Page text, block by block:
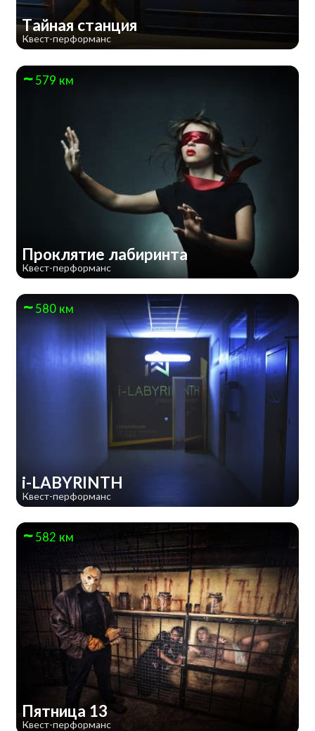
Тайная станция
Квест-перформанс
579 км
Проклятие лабиринта
Квест-перформанс
580 км
i-LABYRINTH
Квест-перформанс
582 км
Пятница 13
Квест-перформанс